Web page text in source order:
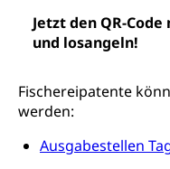
Jetzt den QR-
und losangeln!
Fischereipatente
werden:
Ausgabestellen
Verrechnungssteuer,
Erbschaftssteuer,